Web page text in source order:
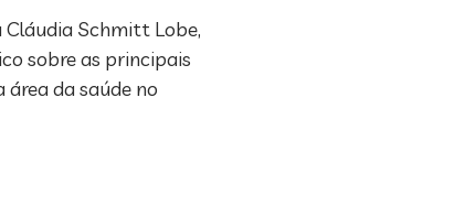
Cláudia Schmitt Lobe,
sobre as principais
da saúde no